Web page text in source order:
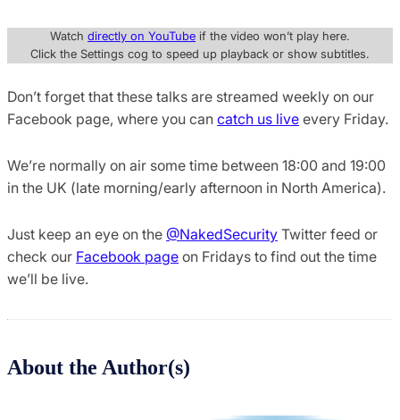
Watch directly on YouTube if the video won’t play here.
Click the Settings cog to speed up playback or show subtitles.
Don’t forget that these talks are streamed weekly on our
Facebook page, where you can catch us live every Friday.
We’re normally on air some time between 18:00 and 19:00
in the UK (late morning/early afternoon in North America).
Just keep an eye on the @NakedSecurity Twitter feed or
check our Facebook page on Fridays to find out the time
we’ll be live.
About the Author(s)